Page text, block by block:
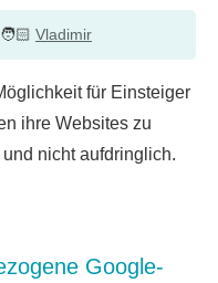
Vladimir
für Einsteiger
ihre Websites zu
nicht aufdringlich.
Google-